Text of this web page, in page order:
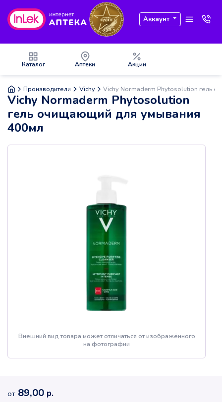
Аккаунт
Каталог Аптеки Акции
Производители Vichy Vichy Normaderm Phytosolution гель
Vichy Normaderm Phytosolution
гель очищающий для умывания
400мл
Внешний вид товара может отличаться от изображённого
на фотографии
от 89,00 р.